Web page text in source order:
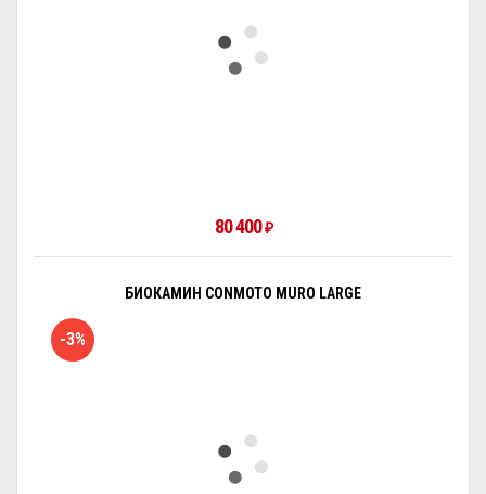
80 400₽
БИОКАМИН CONMOTO MURO LARGE
-3%